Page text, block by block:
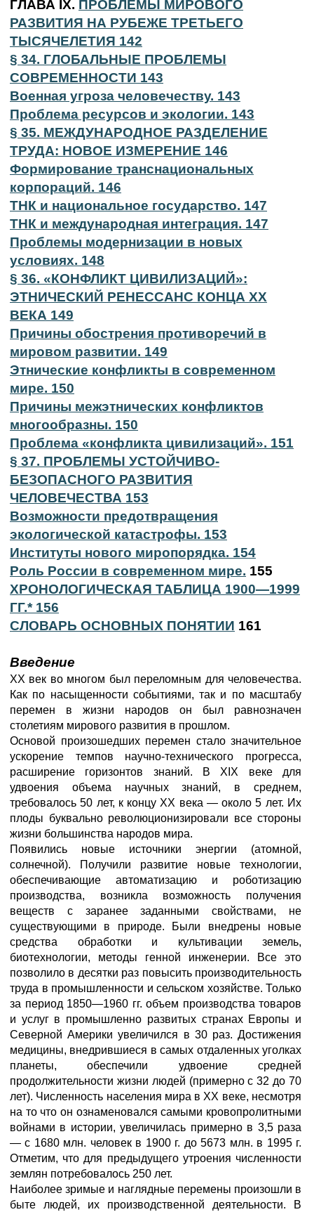
ГЛАВА IX. ПРОБЛЕМЫ МИРОВОГО
РАЗВИТИЯ НА РУБЕЖЕ ТРЕТЬЕГО
ТЫСЯЧЕЛЕТИЯ 142
§ 34. ГЛОБАЛЬНЫЕ ПРОБЛЕМЫ
СОВРЕМЕННОСТИ 143
Военная угроза человечеству. 143
Проблема ресурсов и экологии. 143
§ 35. МЕЖДУНАРОДНОЕ РАЗДЕЛЕНИЕ
ТРУДА: НОВОЕ ИЗМЕРЕНИЕ 146
Формирование транснациональных
корпораций. 146
ТНК и национальное государство. 147
ТНК и международная интеграция. 147
Проблемы модернизации в новых
условиях. 148
§ 36. «КОНФЛИКТ ЦИВИЛИЗАЦИЙ»:
ЭТНИЧЕСКИЙ РЕНЕССАНС КОНЦА XX
ВЕКА 149
Причины обострения противоречий в
мировом развитии. 149
Этнические конфликты в современном
мире. 150
Причины межэтнических конфликтов
многообразны. 150
Проблема «конфликта цивилизаций». 151
§ 37. ПРОБЛЕМЫ УСТОЙЧИВО-
БЕЗОПАСНОГО РАЗВИТИЯ
ЧЕЛОВЕЧЕСТВА 153
Возможности предотвращения
экологической катастрофы. 153
Институты нового миропорядка. 154
Роль России в современном мире. 155
ХРОНОЛОГИЧЕСКАЯ ТАБЛИЦА 1900—1999
ГГ.* 156
СЛОВАРЬ ОСНОВНЫХ ПОНЯТИИ 161
Введение
XX век во многом был переломным для человечества.
Как по насыщенности событиями, так и по масштабу
перемен в жизни народов он был равнозначен
столетиям мирового развития в прошлом.
Основой произошедших перемен стало значительное
ускорение темпов научно-технического прогресса,
расширение горизонтов знаний. В XIX веке для
удвоения объема научных знаний, в среднем,
требовалось 50 лет, к концу XX века — около 5 лет. Их
плоды буквально революционизировали все стороны
жизни большинства народов мира.
Появились новые источники энергии (атомной,
солнечной). Получили развитие новые технологии,
обеспечивающие автоматизацию и роботизацию
производства, возникла возможность получения
веществ с заранее заданными свойствами, не
существующими в природе. Были внедрены новые
средства обработки и культивации земель,
биотехнологии, методы генной инженерии. Все это
позволило в десятки раз повысить производительность
труда в промышленности и сельском хозяйстве. Только
за период 1850—1960 гг. объем производства товаров
и услуг в промышленно развитых странах Европы и
Северной Америки увеличился в 30 раз. Достижения
медицины, внедрившиеся в самых отдаленных уголках
планеты, обеспечили удвоение средней
продолжительности жизни людей (примерно с 32 до 70
лет). Численность населения мира в XX веке, несмотря
на то что он ознаменовался самыми кровопролитными
войнами в истории, увеличилась примерно в 3,5 раза
— с 1680 млн. человек в 1900 г. до 5673 млн. в 1995 г.
Отметим, что для предыдущего утроения численности
землян потребовалось 250 лет.
Наиболее зримые и наглядные перемены произошли в
быте людей, их производственной деятельности. В